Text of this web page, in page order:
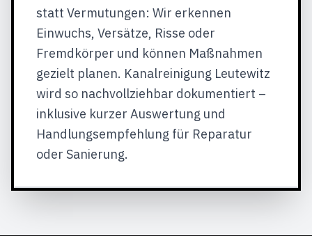
statt Vermutungen: Wir erkennen
Einwuchs, Versätze, Risse oder
Fremdkörper und können Maßnahmen
gezielt planen. Kanalreinigung Leutewitz
wird so nachvollziehbar dokumentiert –
inklusive kurzer Auswertung und
Handlungsempfehlung für Reparatur
oder Sanierung.